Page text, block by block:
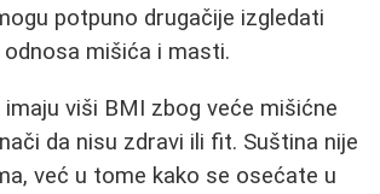
potpuno drugačije izgledati
mišića i masti.
viši BMI zbog veće mišićne
da nisu zdravi ili fit. Suština nije
već u tome kako se osećate u